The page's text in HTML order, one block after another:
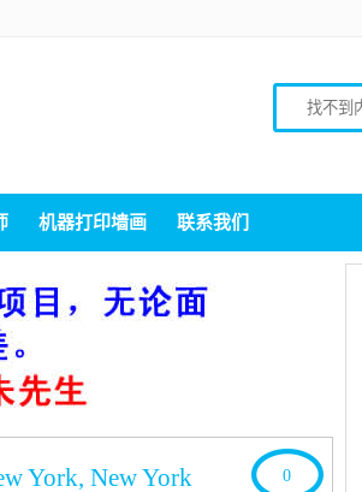
机器打印墙画 联系我们
York, New York 0